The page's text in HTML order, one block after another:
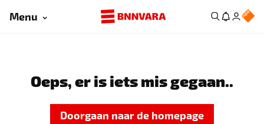
Menu
Oeps, er is iets mis gegaan..
Doorgaan naar de homepage